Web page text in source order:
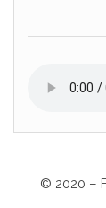
© 2020 –